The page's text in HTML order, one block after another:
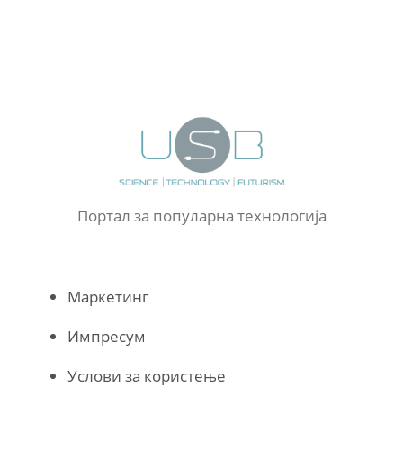
Портал за популарна технологија
Маркетинг
Импресум
Услови за користење